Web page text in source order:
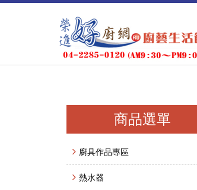
商品選單
廚具作品專區
熱水器